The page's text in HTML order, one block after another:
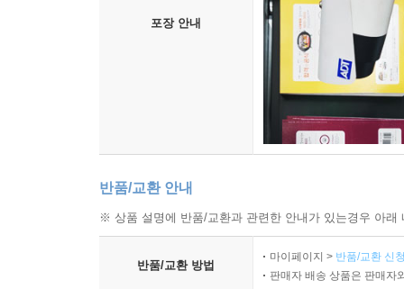
포장 안내
반품/교환 안내
※ 상품 설명에 반품/교환과 관련한 안내가 있는경우 아
반품/교환 방법
마이페이지 > 반품/교환 신
판매자 배송 상품은 판매자